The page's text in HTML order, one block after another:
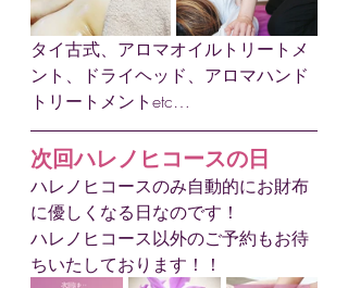
タイ古式、アロマオイルトリートメ
ント、ドライヘッド、アロマハンド
トリートメントetc…
次回ハレノヒコースの日
ハレノヒコースのみ自動的にお財布
に優しくなる日なのです！
ハレノヒコース以外のご予約もお待
ちいたしております！！